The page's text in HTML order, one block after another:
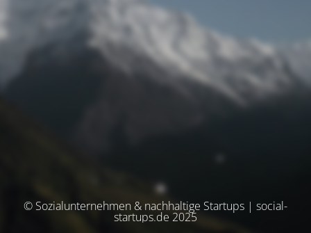
© Sozialunternehmen & nachhaltige Startups | social-
startups.de 2025